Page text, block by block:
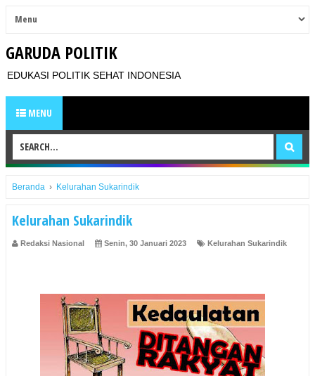
GARUDA POLITIK
EDUKASI POLITIK SEHAT INDONESIA
MENU
Beranda › Kelurahan Sukarindik
Kelurahan Sukarindik
Redaksi Nasional Senin, 30 Januari 2023 Kelurahan Sukarindik